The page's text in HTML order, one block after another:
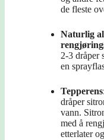
de fleste
Naturlig
2-3 dråper
en
Tepperens
dråper
vann.
med å
etterlater